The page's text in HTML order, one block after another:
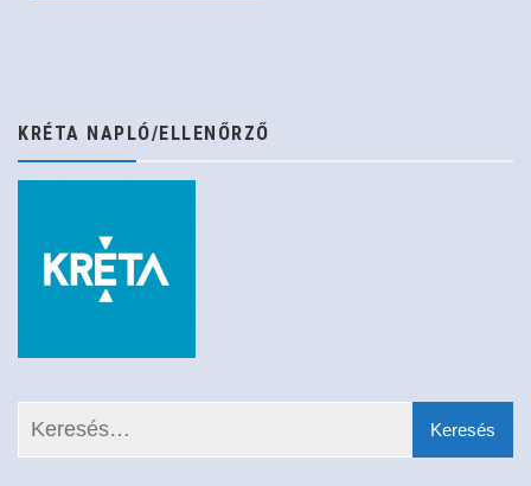
KRÉTA NAPLÓ/ELLENŐRZŐ